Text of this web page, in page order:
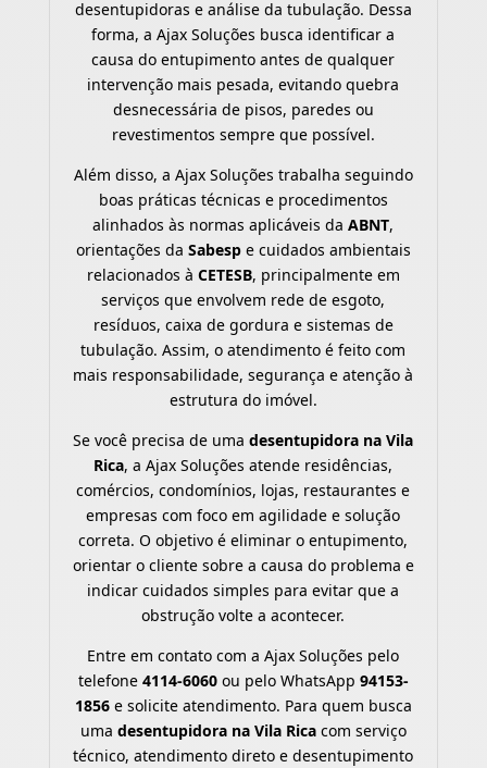
desentupidoras e análise da tubulação. Dessa
forma, a Ajax Soluções busca identificar a
causa do entupimento antes de qualquer
intervenção mais pesada, evitando quebra
desnecessária de pisos, paredes ou
revestimentos sempre que possível.
Além disso, a Ajax Soluções trabalha seguindo
boas práticas técnicas e procedimentos
alinhados às normas aplicáveis daABNT,
orientações da Sabespe cuidados ambientais
relacionados à CETESB, principalmente em
serviços que envolvem rede de esgoto,
resíduos, caixa de gordura e sistemas de
tubulação. Assim, o atendimento é feito com
mais responsabilidade, segurança e atenção à
estrutura do imóvel.
Se você precisa de umadesentupidora na Vila
Rica, a Ajax Soluções atende residências,
comércios, condomínios, lojas, restaurantes e
empresas com foco em agilidade e solução
correta. O objetivo é eliminar o entupimento,
orientar o cliente sobre a causa do problema e
indicar cuidados simples para evitar que a
obstrução volte a acontecer.
Entre em contato com a Ajax Soluções pelo
telefone 4114-6060ou pelo WhatsApp 94153-
1856e solicite atendimento. Para quem busca
uma desentupidora na Vila Ricacom serviço
técnico, atendimento direto e desentupimento